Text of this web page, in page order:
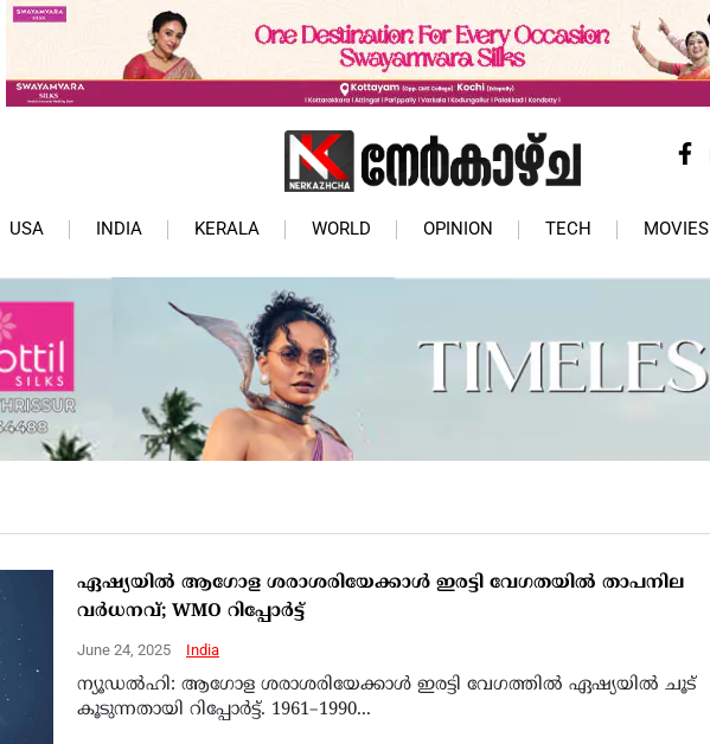
USA INDIA KERALA WORLD OPINION TECH MOVIES
ഏഷ്യയിൽ ആഗോള ശരാശരിയേക്കാൾ ഇരട്ടി വേഗതയിൽ താപനില
വർധനവ്; WMO റിപ്പോർട്ട്
June 24, 2025 India
ന്യൂഡൽഹി: ആഗോള ശരാശരിയേക്കാൾ ഇരട്ടി വേഗത്തിൽ ഏഷ്യയിൽ ചൂട്
കൂടുന്നതായി റിപ്പോർട്ട്. 1961–1990...